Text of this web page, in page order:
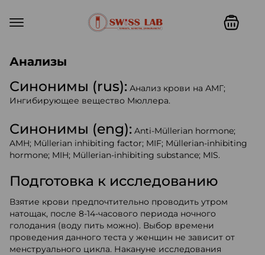
Анализы
Синонимы (rus): Анализ крови на АМГ;
Ингибирующее вещество Мюллера.
Синонимы (eng): Anti-Müllerian hormone;
AMH; Müllerian inhibiting factor; MIF; Müllerian-inhibiting
hormone; MIH; Müllerian-inhibiting substance; MIS.
Подготовка к исследованию
Взятие крови предпочтительно проводить утром
натощак, после 8-14-часового периода ночного
голодания (воду пить можно). Выбор времени
проведения данного теста у женщин не зависит от
менструального цикла. Накануне исследования